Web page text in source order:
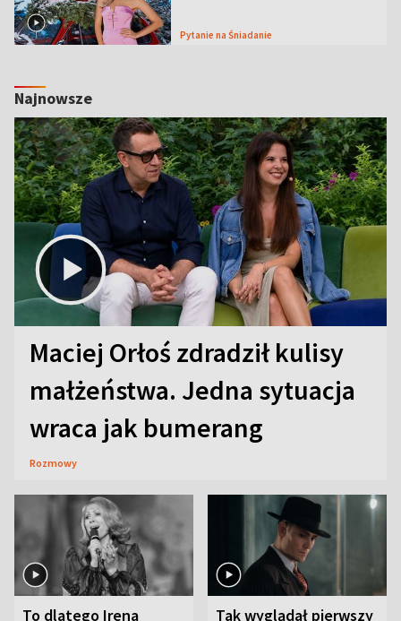
Pytanie na Śniadanie
Najnowsze
Maciej Orłoś zdradził kulisy
małżeństwa. Jedna sytuacja
wraca jak bumerang
Rozmowy
To dlatego Irena Tak wyglądał pierwszy